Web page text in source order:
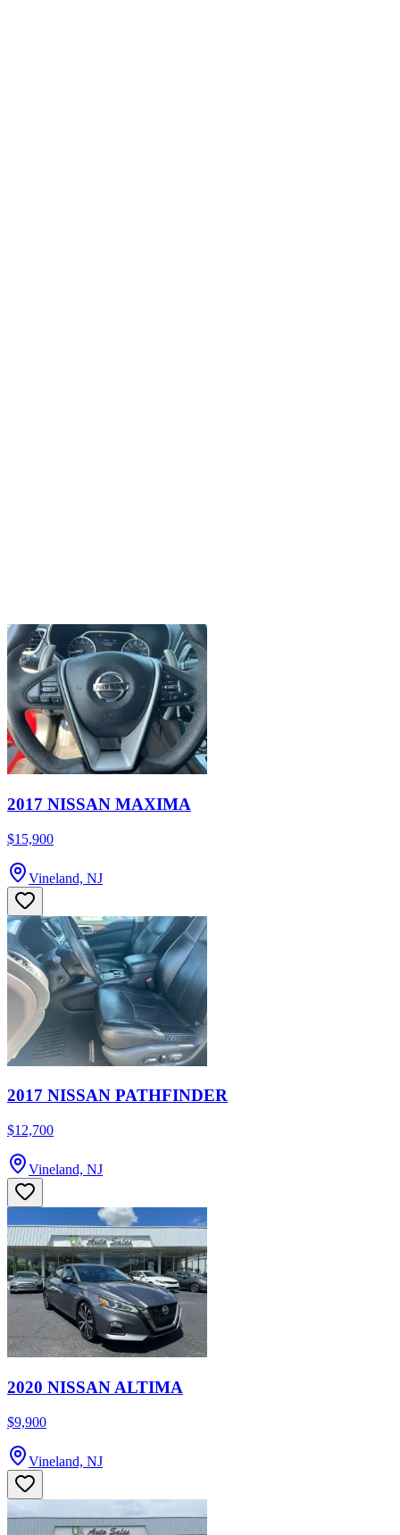
2017 NISSAN MAXIMA
$15,900
Vineland, NJ
2017 NISSAN PATHFINDER
$12,700
Vineland, NJ
2020 NISSAN ALTIMA
$9,900
Vineland, NJ